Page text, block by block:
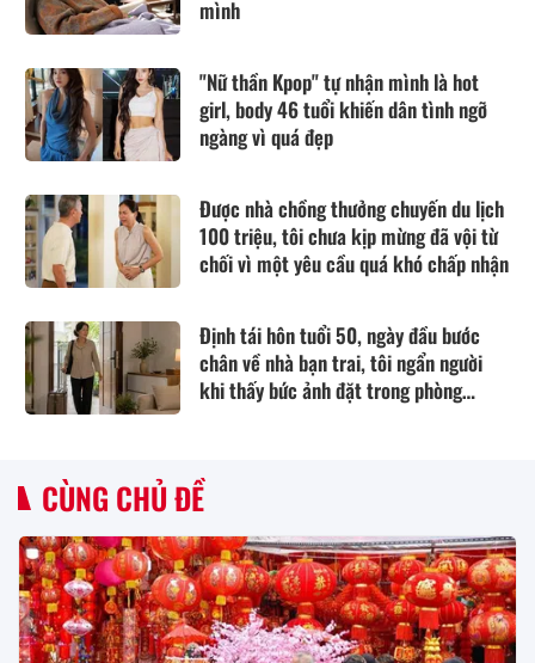
mình
"Nữ thần Kpop" tự nhận mình là hot
girl, body 46 tuổi khiến dân tình ngỡ
ngàng vì quá đẹp
Được nhà chồng thưởng chuyến du lịch
100 triệu, tôi chưa kịp mừng đã vội từ
chối vì một yêu cầu quá khó chấp nhận
Định tái hôn tuổi 50, ngày đầu bước
chân về nhà bạn trai, tôi ngẩn người
khi thấy bức ảnh đặt trong phòng
CÙNG CHỦ ĐỀ